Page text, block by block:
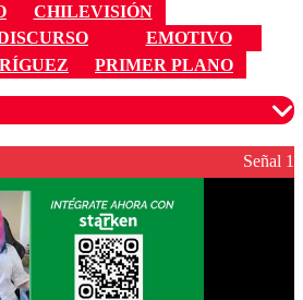
CHILEVISIÓN
EMOTIVO
PRIMER PLANO
moderados para garantizar un
respetuoso.
Señal 1